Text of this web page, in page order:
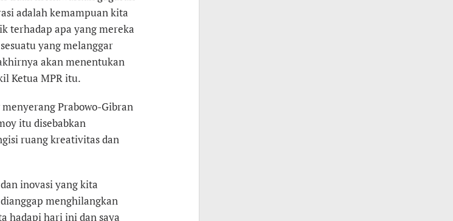
adalah kemampuan kita
terhadap apa yang mereka
yang melanggar
akan menentukan
Ketua MPR itu.
Prabowo-Gibran
itu disebabkan
ruang kreativitas dan
inovasi yang kita
menghilangkan
hadapi hari ini dan saya